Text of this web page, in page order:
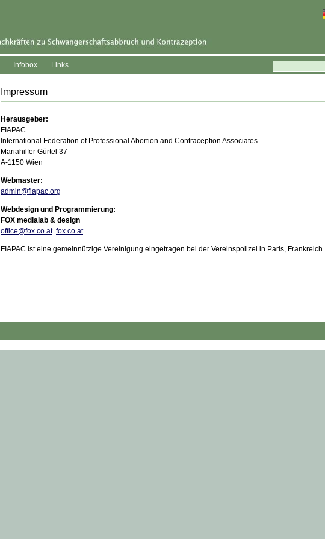
Infobox Links
Impressum
Herausgeber:
FIAPAC
International Federation of Professional Abortion and Contraception Associates
Mariahilfer Gürtel 37
A-1150 Wien
Webmaster:
admin@fiapac.org
Webdesign und Programmierung:
FOX medialab & design
office@fox.co.at fox.co.at
FIAPAC ist eine gemeinnützige Vereinigung eingetragen bei der Vereinspolizei in Paris, Frankreich.